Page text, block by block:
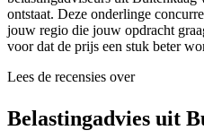
ontstaat. Deze onderlinge
jouw regio die jouw opdracht
voor dat de prijs een stuk beter
Lees de recensies over
Belastingadvies uit